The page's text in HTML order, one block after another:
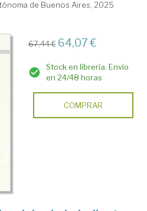
de Buenos Aires, 2025
67,44 € 64,07 €
Stock en librería. Envío
en 24/48 horas
COMPRAR